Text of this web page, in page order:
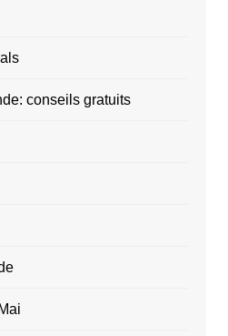
conseils gratuits